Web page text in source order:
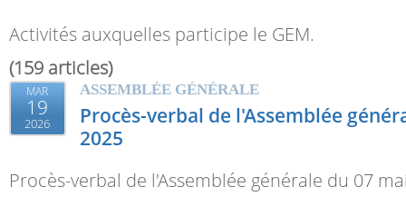
Activités auxquelles participe le GEM.
(159 articles)
MAR
19
2026
ASSEMBLÉE GÉNÉRALE
Procès-verbal de l'Assemblée
2025
Procès-verbal de l'Assemblée générale du 07